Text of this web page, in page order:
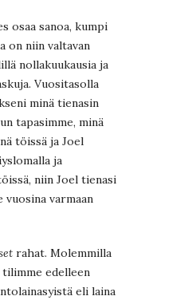
osaa sanoa, kumpi
on niin valtavan
nollakuukausia ja
Vuositasolla
minä tienasin
tapasimme, minä
töissä ja Joel
ja
niin Joel tienasi
vuosina varmaan
rahat. Molemmilla
edelleen
eli laina